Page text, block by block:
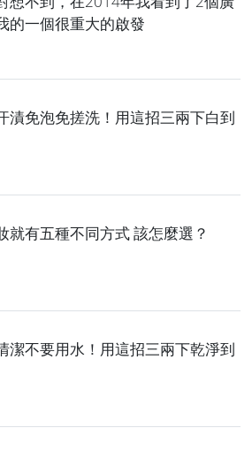
的一個很重大的啟發
漬免泡免搓洗！用這招三兩下白到
就有五種不同方式 該怎麼選？
潔不要用水！用這招三兩下乾淨到